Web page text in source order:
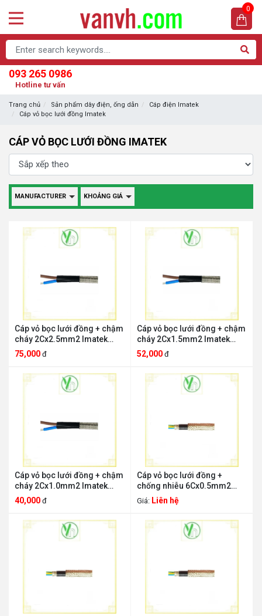
093 265 0986
Hotline tư vấn
0
Trang chủ Sản phẩm dây điện, ống dẫn
Cáp điện Imatek
Cáp vỏ bọc lưới đồng Imatek
CÁP VỎ BỌC LƯỚI ĐỒNG IMATEK
Cáp vỏ bọc lưới đồng + chậm
cháy 2Cx2.5mm2 Imatek
.2Cx2.5mm2
75,000 đ
Cáp vỏ bọc lưới đồng + chậm
cháy 2Cx1.5mm2 Imatek
.2Cx1.5mm2
52,000 đ
Cáp vỏ bọc lưới đồng + chậm
cháy 2Cx1.0mm2 Imatek
2Cx1.0mm2.
40,000 đ
Cáp vỏ bọc lưới đồng +
chống nhiễu 6Cx0.5mm2
Imatek .6Cx0.5mm2
Giá: Liên hệ
MANUFACTURER KHOẢNG GIÁ